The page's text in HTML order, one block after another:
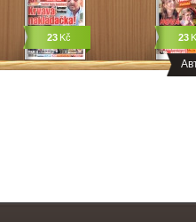
23 Kč 23